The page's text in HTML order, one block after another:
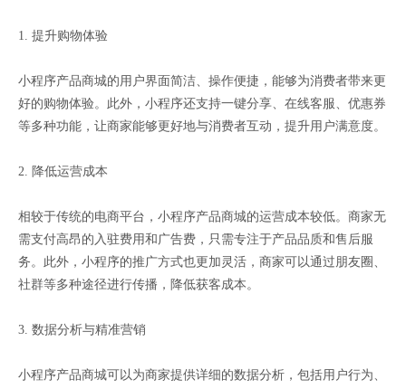
1. 提升购物体验
小程序产品商城的用户界面简洁、操作便捷，能够为消费者带来更
好的购物体验。此外，小程序还支持一键分享、在线客服、优惠券
等多种功能，让商家能够更好地与消费者互动，提升用户满意度。
2. 降低运营成本
相较于传统的电商平台，小程序产品商城的运营成本较低。商家无
需支付高昂的入驻费用和广告费，只需专注于产品品质和售后服
务。此外，小程序的推广方式也更加灵活，商家可以通过朋友圈、
社群等多种途径进行传播，降低获客成本。
3. 数据分析与精准营销
小程序产品商城可以为商家提供详细的数据分析，包括用户行为、